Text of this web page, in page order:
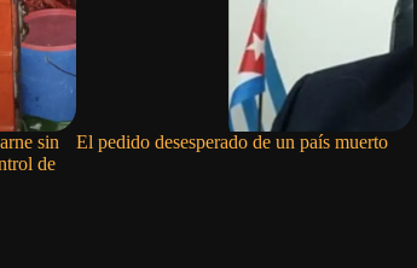
sin
de
El pedido desesperado de un país muerto